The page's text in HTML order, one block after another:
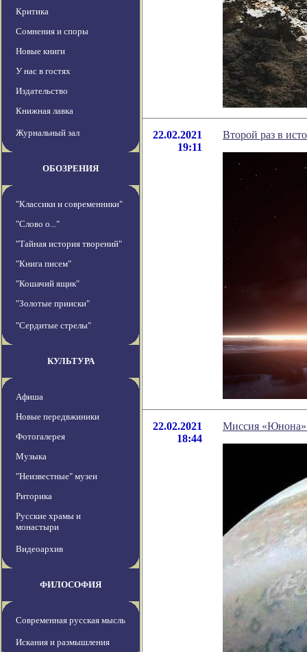
Критика
Сомнения и споры
Новые книги
У нас в гостях
Издательство
Книжная лавка
Журнальный зал
ОБОЗРЕНИЯ
"Классики и современники"
"Слово о..."
"Тайная история творений"
"Книга писем"
"Кошачий ящик"
"Золотые прииски"
"Сердитые стрелы"
КУЛЬТУРА
Афиша
Новые передвжиники
Фотогалерея
Музыка
"Неизвестные" музеи
Риторика
Русские храмы и
монастыри
Видеоархив
ФИЛОСОФИЯ
Современная русская мысль
Искания и размышления
22.02.2021
19:11
Второй раз в
22.02.2021
18:44
Миссия «Юнона»